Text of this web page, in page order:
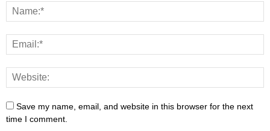
Save my name, email, and website in this browser for the next
time I comment.